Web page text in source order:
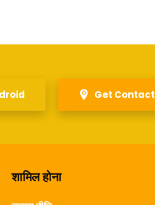
Get Contact
शामिल होना